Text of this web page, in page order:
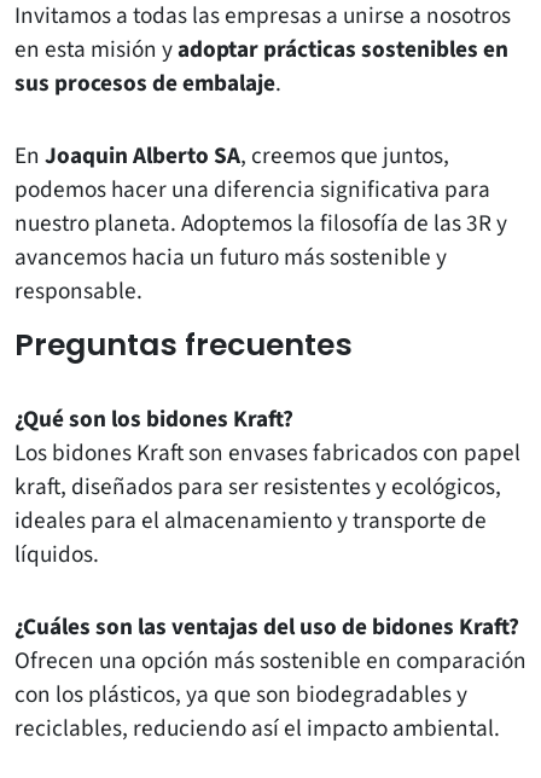
Invitamos a todas las empresas a unirse a nosotros
en esta misión yadoptar prácticas sostenibles en
sus procesos de embalaje.
En Joaquin Alberto SA, creemos que juntos,
podemos hacer una diferencia significativa para
nuestro planeta. Adoptemos la filosofía de las 3R y
avancemos hacia un futuro más sostenible y
responsable.
Preguntas frecuentes
¿Qué son los bidones Kraft?
Los bidones Kraft son envases fabricados con papel
kraft, diseñados para ser resistentes y ecológicos,
ideales para el almacenamiento y transporte de
líquidos.
¿Cuáles son las ventajas del uso de bidones Kraft?
Ofrecen una opción más sostenible en comparación
con los plásticos, ya que son biodegradables y
reciclables, reduciendo así el impacto ambiental.